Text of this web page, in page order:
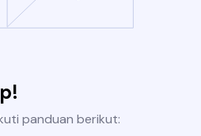
panduan berikut: